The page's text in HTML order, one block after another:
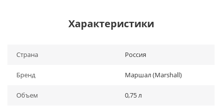
Характеристики
Страна Россия
Бренд Маршал (Marshall)
Объем 0,75 л